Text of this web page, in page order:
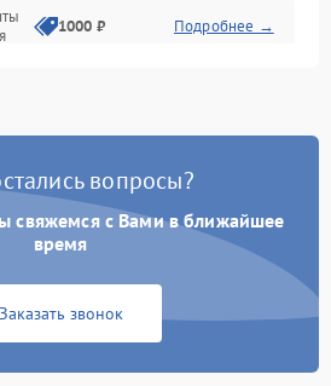
1000 ₽ Подробнее →
1000 ₽ Подробнее →
1000 ₽
вопросы?
свяжемся с Вами в ближайшее
время
Заказать звонок